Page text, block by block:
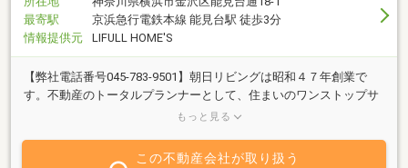
最寄駅
京浜急行電鉄本線 能見台駅 徒歩3分
情報提供元
LIFULL HOME'S
【弊社電話番号045-783-9501】朝日リビングは昭和４７年創業で
す。不動産のトータルプランナーとして、住まいのワンストップサ
ービスを提供致します。相続・買取・リースバックなど多種多様な
もっと見る
この不動産会社が取り扱う